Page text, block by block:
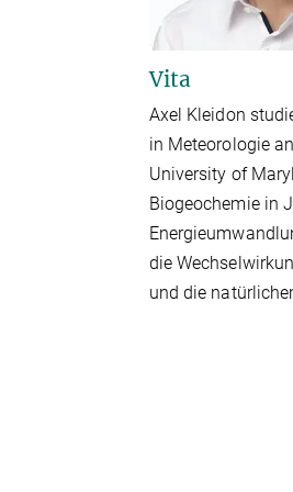
Vita
Axel Kleidon
in Meteorologie
University of
Biogeochemie in
die
und die